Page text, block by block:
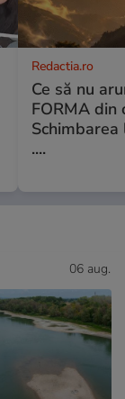
Redactia.ro
Ce să nu
FORMA din
Schimbarea
....
06 aug.